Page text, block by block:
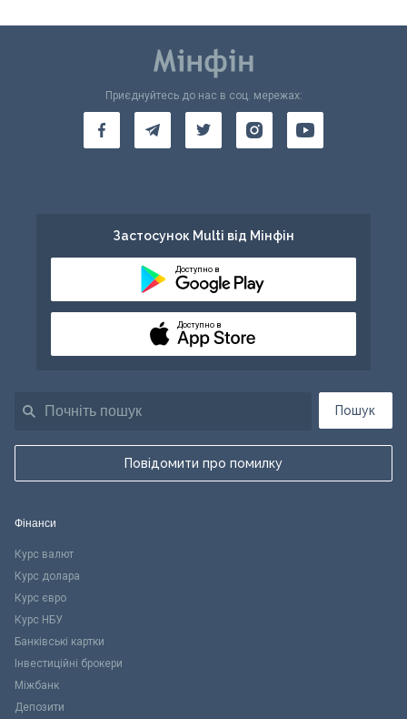
Пошук
Повідомити про помилку
Приєднуйтесь до нас в соц. мережах:
Застосунок Multi від Мінфін
Доступно в
Доступно в
Фінанси
Курс валют
Курс долара
Курс євро
Курс НБУ
Банківські картки
Інвестиційні брокери
Міжбанк
Депозити